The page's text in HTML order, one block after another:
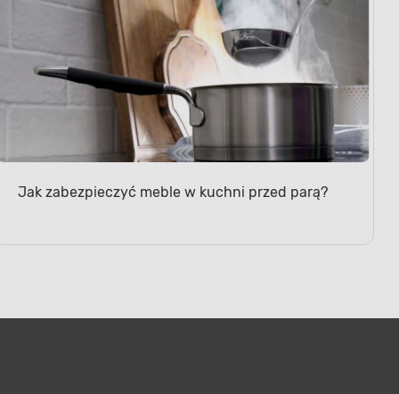
Jak zabezpieczyć meble w kuchni przed parą?